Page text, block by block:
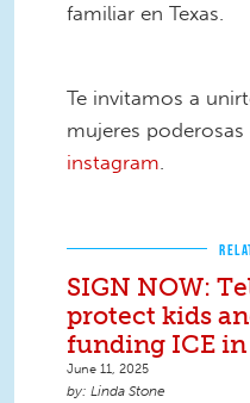
familiar en Texas.
Te invitamos a
mujeres poderosas
instagram.
SIGN NOW:
protect kids
funding ICE
June 11, 2025
Linda Stone